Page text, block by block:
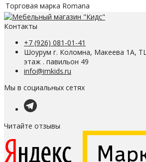
Торговая марка Romana
Контакты
+7 (926) 081-01-41
Шоурум г. Коломна, Макеева 1А,
этаж . павильон 49
info@imkids.ru
Мы в социальных сетях
Читайте отзывы